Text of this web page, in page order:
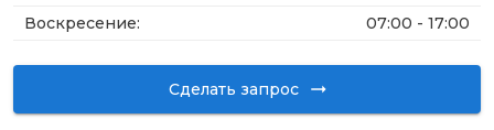
Воскресение: 07:00 - 17:00
Сделать запрос